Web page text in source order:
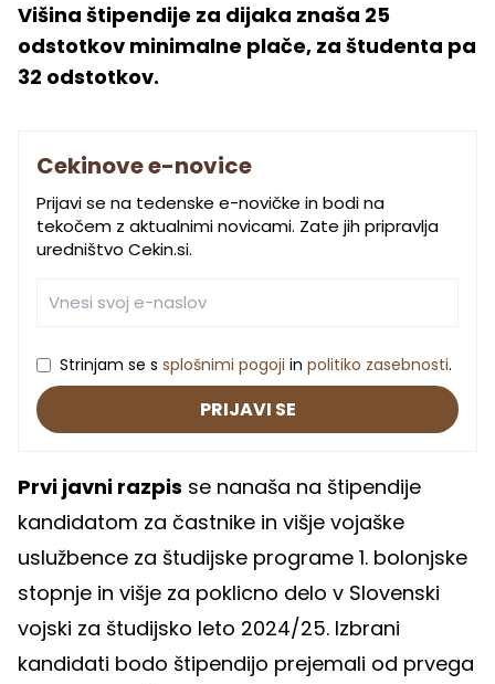
Višina štipendije za dijaka znaša 25
odstotkov minimalne plače, za študenta pa
32 odstotkov.
Cekinove e-novice
Prijavi se na tedenske e-novičke in bodi na
tekočem z aktualnimi novicami. Zate jih pripravlja
uredništvo Cekin.si.
Strinjam se s splošnimi pogoji in politiko zasebnosti.
PRIJAVI SE
Prvi javni razpis se nanaša na štipendije
kandidatom za častnike in višje vojaške
uslužbence za študijske programe 1. bolonjske
stopnje in višje za poklicno delo v Slovenski
vojski za študijsko leto 2024/25. Izbrani
kandidati bodo štipendijo prejemali od prvega